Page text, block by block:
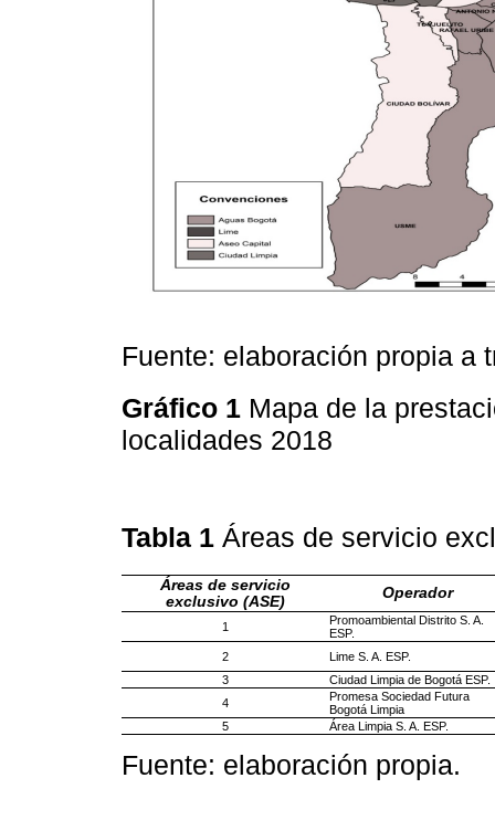
Fuente: elaboración propia a
Gráfico 1 Mapa de la
localidades 2018
Tabla 1 Áreas de servicio
Áreas de servicio
exclusivo (ASE)
Operador
1
Promoambiental Distrito S. A.
ESP.
2
Lime S. A. ESP.
3
Ciudad Limpia de Bogotá ESP.
4
Promesa Sociedad Futura
Bogotá Limpia
5
Área Limpia S. A. ESP.
Fuente: elaboración propia.